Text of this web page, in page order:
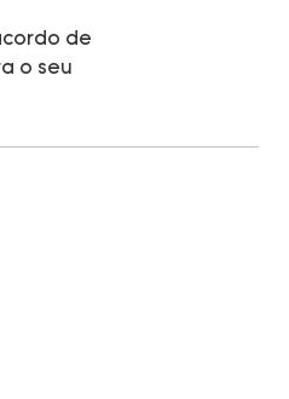
de